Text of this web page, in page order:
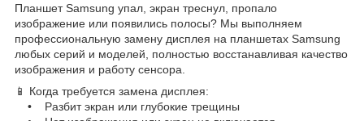
Планшет Samsung упал, экран треснул, пропало
изображение или появились полосы? Мы выполняем
профессиональную замену дисплея на планшетах Samsung
любых серий и моделей, полностью восстанавливая качество
изображения и работу сенсора.
📱 Когда требуется замена дисплея:
• Разбит экран или глубокие трещины